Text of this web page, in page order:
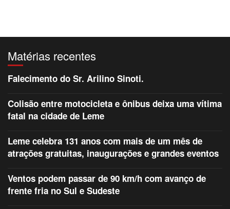
Matérias recentes
Falecimento do Sr. Arilino Sinoti.
Colisão entre motocicleta e ônibus deixa uma vítima
fatal na cidade de Leme
Leme celebra 131 anos com mais de um mês de
atrações gratuitas, inaugurações e grandes eventos
Ventos podem passar de 90 km/h com avanço de
frente fria no Sul e Sudeste